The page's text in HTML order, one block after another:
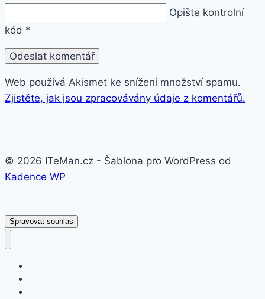
Opište kontrolní
kód *
Web používá Akismet ke snížení množství spamu.
Zjistěte, jak jsou zpracovávány údaje z komentářů.
© 2026 ITeMan.cz - Šablona pro WordPress od
Kadence WP
Spravovat souhlas